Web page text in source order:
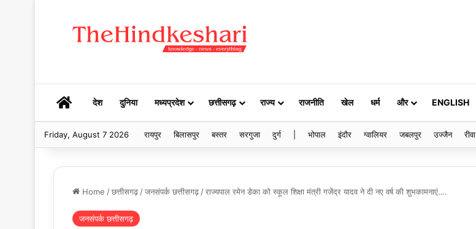
HOMEदेश दुनिया मध्यप्रदेश छत्तीसगढ़ राज्य राजनीति खेल धर्म और ENGLISH
Friday, August 7 2026 रायपुर बिलासपुर बस्तर सरगुजा दुर्ग भोपाल इंदौर ग्वालियर जबलपुर उज्जैन रीवा
Home /छत्तीसगढ़ /जनसंपर्क छत्तीसगढ़ /राज्यपाल रमेन डेका को स्कूल शिक्षा मंत्री गजेंद्र यादव ने दी नए वर्ष की शुभकामनाएं….
जनसंपर्क छत्तीसगढ़